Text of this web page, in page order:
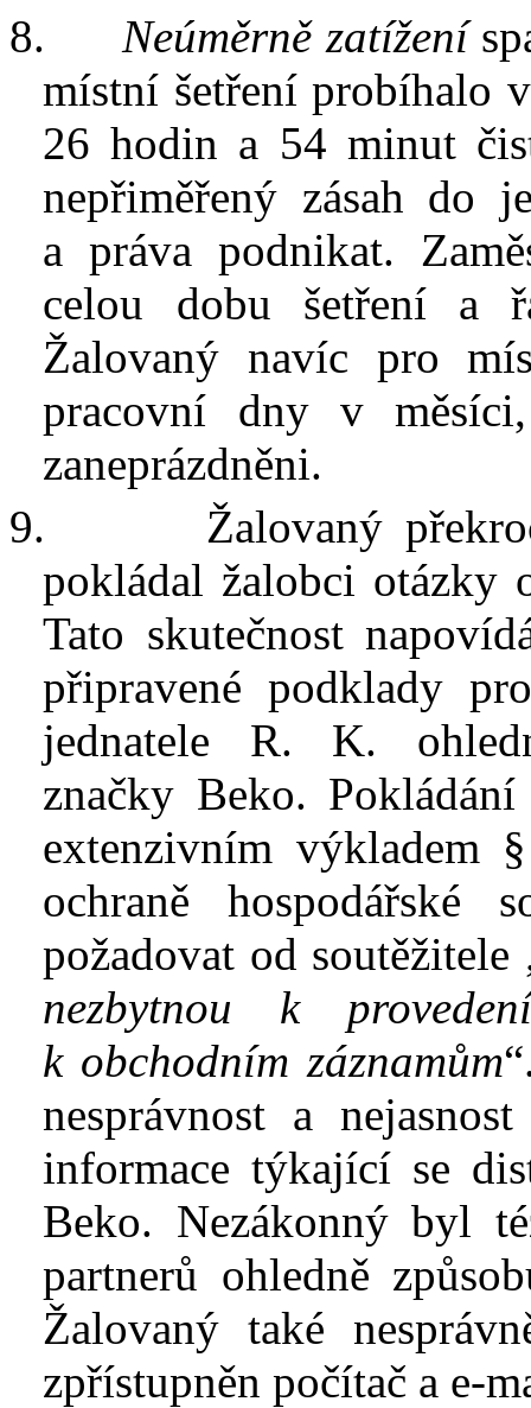
8.
Neúměrně zatížení
místní šetření probíhalo v
26 hodin a 54 minut
nepřiměřený zásah do
a práva podnikat.
celou dobu šetřenía
Žalovaný navíc pro
pracovní dny v
zaneprázdněni.
9.
Žalovaný
pokládal žalobci otázky
Tato skutečnost
připravené podklady
jednatele R. K.
značky Beko.
extenzivním výkladem §
ochraně hospodářské
požadovat od soutěžitele
nezbytnou k
k obchodním záznamům
nesprávnost a
informace týkající se
Beko. Nezákonný byl
partnerů ohledně
Žalovaný také
zpřístupněn počítač a e-